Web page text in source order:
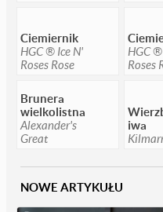
Ciemiernik
HGC ® Ice N'
Roses Rose
HGC
Roses
Brunera
wielkolistna
Alexander's
Great
iwa
NOWE ARTYKUŁU